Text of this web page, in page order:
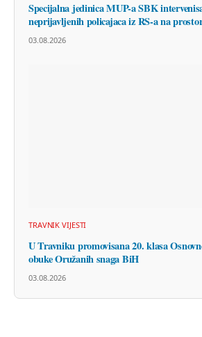
Specijalna jedinica MUP-a SBK
neprijavljenih policajaca iz RS-a na
03.08.2026
TRAVNIK VIJESTI
U Travniku promovisana 20. klasa
obuke Oružanih snaga BiH
03.08.2026